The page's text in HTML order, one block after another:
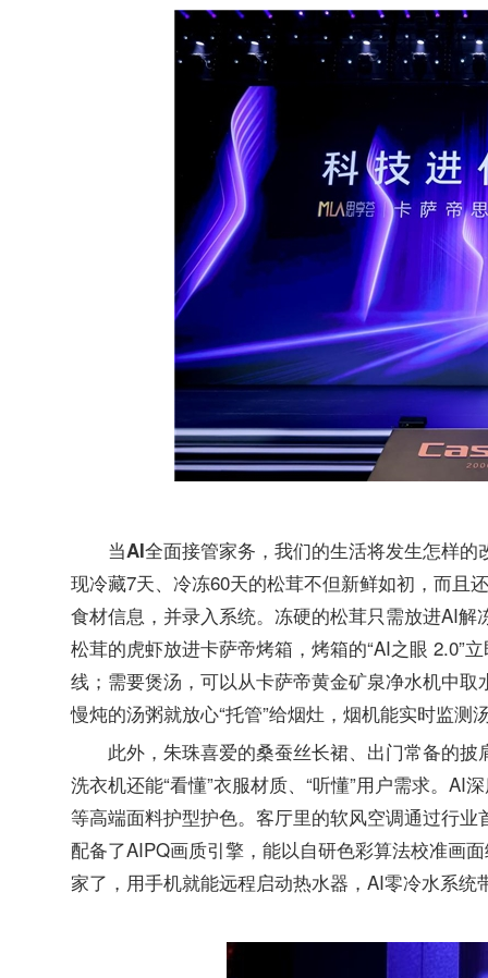
当AI全面接管家务，我们的生活将发生怎样的
现冷藏7天、冷冻60天的松茸不但新鲜如初，而且
食材信息，并录入系统。冻硬的松茸只需放进AI
松茸的虎虾放进卡萨帝烤箱，烤箱的“AI之眼 2.0”
线；需要煲汤，可以从卡萨帝黄金矿泉净水机中
慢炖的汤粥就放心“托管”给烟灶，烟机能实时监测
此外，朱珠喜爱的桑蚕丝长裙、出门常备的
洗衣机还能“看懂”衣服材质、“听懂”用户需求。
等高端面料护型护色。客厅里的软风空调通过行
配备了AIPQ画质引擎，能以自研色彩算法校准画
家了，用手机就能远程启动热水器，AI零冷水系